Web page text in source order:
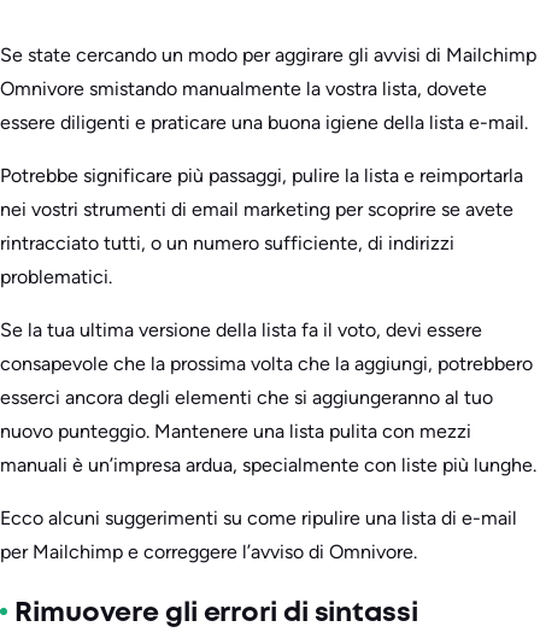
Se state cercando un modo per aggirare gli avvisi di Mailchimp
Omnivore smistando manualmente la vostra lista, dovete
essere diligenti e praticare una buona igiene della lista e-mail.
Potrebbe significare più passaggi, pulire la lista e reimportarla
nei vostri strumenti di email marketing per scoprire se avete
rintracciato tutti, o un numero sufficiente, di indirizzi
problematici.
Se la tua ultima versione della lista fa il voto, devi essere
consapevole che la prossima volta che la aggiungi, potrebbero
esserci ancora degli elementi che si aggiungeranno al tuo
nuovo punteggio. Mantenere una lista pulita con mezzi
manuali è un’impresa ardua, specialmente con liste più lunghe.
Ecco alcuni suggerimenti su come ripulire una lista di e-mail
per Mailchimp e correggere l’avviso di Omnivore.
Rimuovere gli errori di sintassi